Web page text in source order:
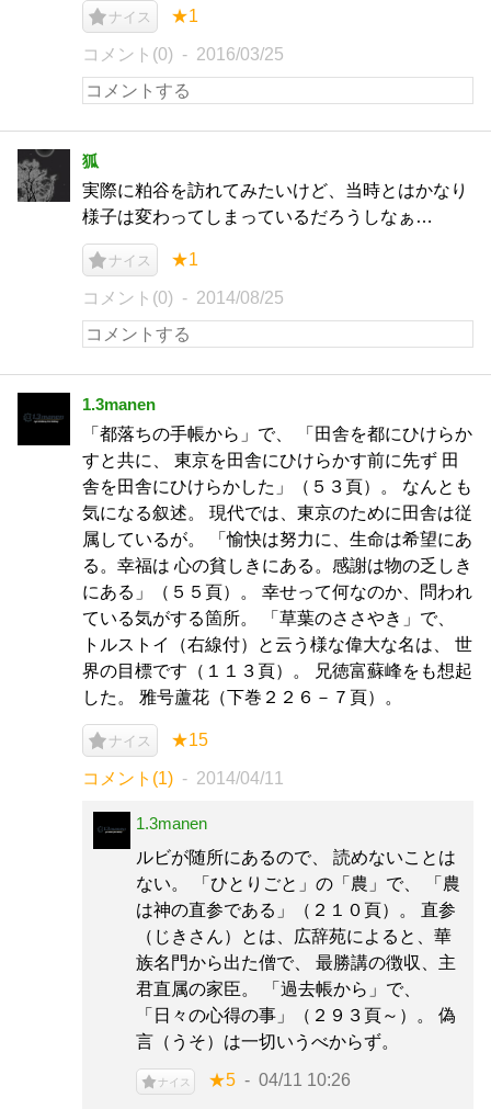
ナイス ★1
コメント(0) 2016/03/25
狐
実際に粕谷を訪れてみたいけど、当時とはかなり
様子は変わってしまっているだろうしなぁ…
ナイス ★1
コメント(0) 2014/08/25
1.3manen
「都落ちの手帳から」で、 「田舎を都にひけらか
すと共に、 東京を田舎にひけらかす前に先ず 田
舎を田舎にひけらかした」（５３頁）。 なんとも
気になる叙述。 現代では、東京のために田舎は従
属しているが。 「愉快は努力に、生命は希望にあ
る。幸福は 心の貧しきにある。感謝は物の乏しき
にある」（５５頁）。 幸せって何なのか、問われ
ている気がする箇所。 「草葉のささやき」で、
トルストイ（右線付）と云う様な偉大な名は、 世
界の目標です（１１３頁）。 兄徳富蘇峰をも想起
した。 雅号蘆花（下巻２２６－７頁）。
ナイス ★15
コメント(1) 2014/04/11
1.3manen
ルビが随所にあるので、 読めないことは
ない。 「ひとりごと」の「農」で、 「農
は神の直参である」（２１０頁）。 直参
（じきさん）とは、広辞苑によると、華
族名門から出た僧で、 最勝講の徴収、主
君直属の家臣。 「過去帳から」で、
「日々の心得の事」（２９３頁～）。 偽
言（うそ）は一切いうべからず。
ナイス ★5 04/11 10:26